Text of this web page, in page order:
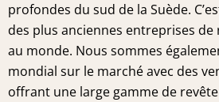
profondes du sud de la Suède.
des plus anciennes entreprises
au monde. Nous sommes
mondial sur le marché avec des
offrant une large gamme de